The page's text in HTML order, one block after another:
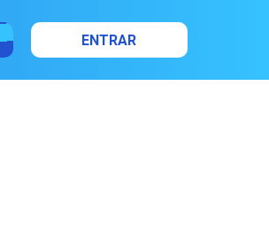
ENTRAR